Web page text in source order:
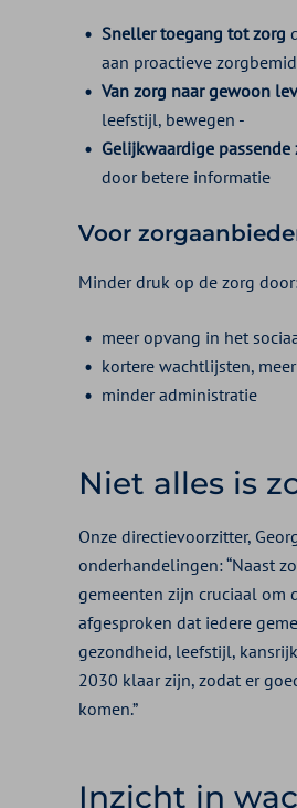
Sneller toegang tot zorg
aan proactieve
Van zorg naar gewoon
leefstijl, bewegen -
Gelijkwaardige passende
door betere informatie
Voor
Minder druk op de zorg
meer opvang in het
kortere wachtlijsten,
minder administratie
Niet alles is
Onze directievoorzitter,
onderhandelingen: “Naast
gemeenten zijn cruciaal om
afgesproken dat iedere
gezondheid, leefstijl,
2030 klaar zijn, zodat er
komen.”
Inzicht in